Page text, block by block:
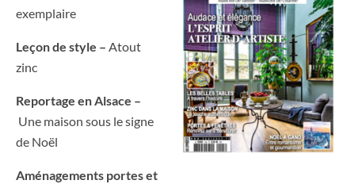
exemplaire
Leçon de style – Atout
zinc
Reportage en Alsace –
Une maison sous le signe
de Noël
Aménagements portes et